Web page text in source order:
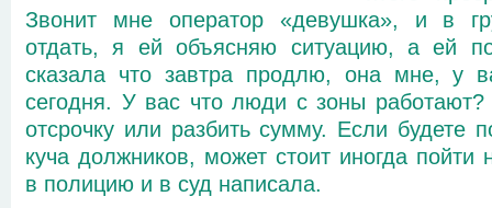
Звонит мне оператор «девушка», и в
отдать, я ей объясняю ситуацию, а ей
сказала что завтра продлю, она мне, у
сегодня. У вас что люди с зоны
отсрочку или разбить сумму. Если будете
куча должников, может стоит иногда пойти
в полицию и в суд написала.